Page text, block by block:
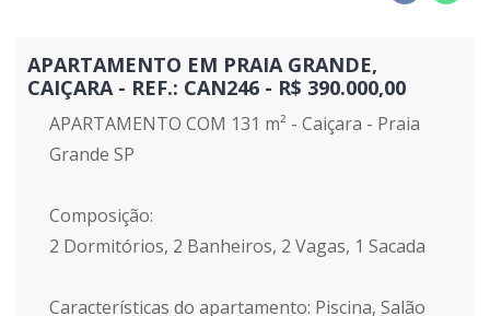
APARTAMENTO EM PRAIA GRANDE,
CAIÇARA - REF.: CAN246 - R$ 390.000,00
APARTAMENTO COM 131 m² - Caiçara - Praia
Grande SP
Composição:
2 Dormitórios, 2 Banheiros, 2 Vagas, 1 Sacada
Características do apartamento: Piscina, Salão